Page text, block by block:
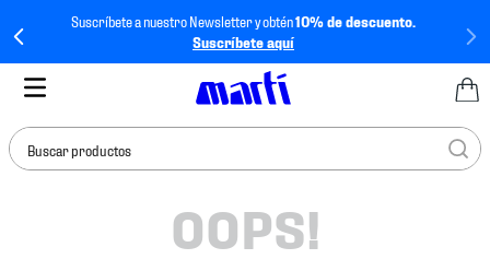
Suscríbete a nuestro Newsletter y obtén10% de descuento.
Suscríbete aquí
Buscar productos
OOPS!